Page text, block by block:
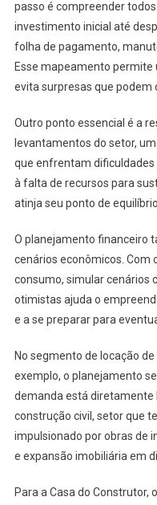
passo é compreender
investimento inicial até
folha de pagamento,
Esse mapeamento permite
evita surpresas que
Outro ponto essencial é a
levantamentos do setor,
que enfrentam
à falta de recursos para
atinja seu ponto de
O planejamento financeiro
cenários econômicos. Com
consumo, simular cenários
otimistas ajuda o
e a se preparar para
No segmento de locação
exemplo, o planejamento
demanda está diretamente
construção civil, setor que
impulsionado por obras de
e expansão imobiliária em
Para a Casa do Construtor,